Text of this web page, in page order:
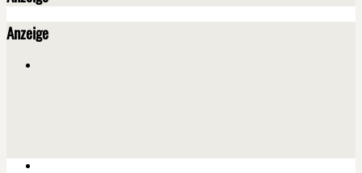
Anzeige